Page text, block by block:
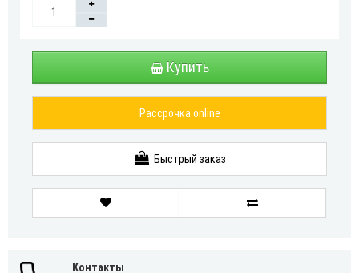
Купить
Рассрочка online
Быстрый заказ
Контакты